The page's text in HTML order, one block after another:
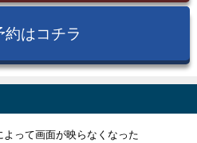
約はコチラ
よって画面が映らなくなった